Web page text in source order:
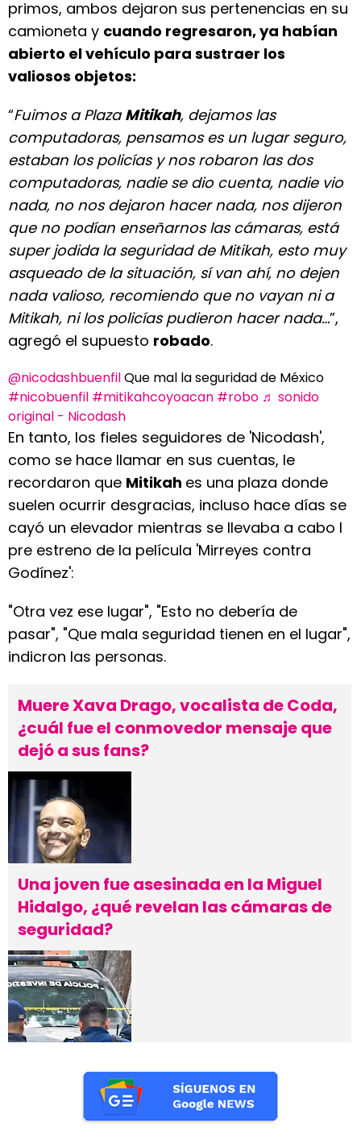
primos, ambos dejaron sus pertenencias en su
camioneta y cuando regresaron, ya habían
abierto el vehículo para sustraer los
valiosos objetos:
“Fuimos a PlazaMitikah, dejamos las
computadoras, pensamos es un lugar seguro,
estaban los policías y nos robaron las dos
computadoras, nadie se dio cuenta, nadie vio
nada, no nos dejaron hacer nada, nos dijeron
que no podían enseñarnos las cámaras, está
super jodida la seguridad de Mitikah, esto muy
asqueado de la situación, sí van ahí, no dejen
nada valioso, recomiendo que no vayan ni a
Mitikah, ni los policías pudieron hacer nada…”,
agregó el supuesto robado.
@nicodashbuenfilQue mal la seguridad de México
#nicobuenfil #mitikahcoyoacan #robo ♬ sonido
original - Nicodash
En tanto, los fieles seguidores de 'Nicodash',
como se hace llamar en sus cuentas, le
recordaron que Mitikah es una plaza donde
suelen ocurrir desgracias, incluso hace días se
cayó un elevador mientras se llevaba a cabo l
pre estreno de la película 'Mirreyes contra
Godínez':
"Otra vez ese lugar", "Esto no debería de
pasar", "Que mala seguridad tienen en el lugar",
indicron las personas.
Muere Xava Drago, vocalista de Coda,
¿cuál fue el conmovedor mensaje que
dejó a sus fans?
Una joven fue asesinada en la Miguel
Hidalgo, ¿qué revelan las cámaras de
seguridad?